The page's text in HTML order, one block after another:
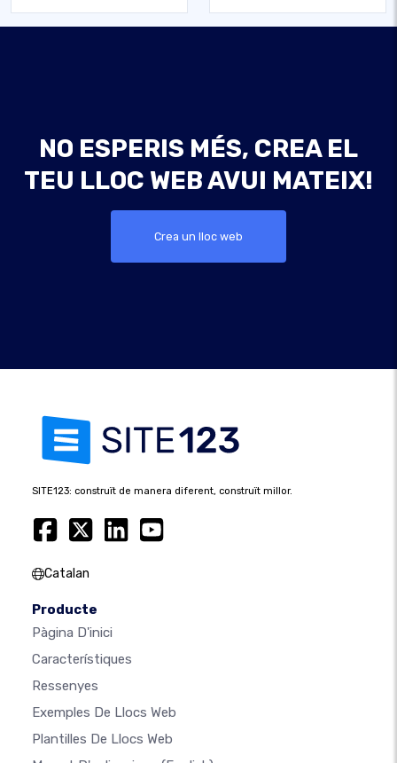
NO ESPERIS MÉS, CREA EL
TEU LLOC WEB AVUI MATEIX!
Crea un lloc web
SITE123: construït de manera diferent, construït millor.
Catalan
Producte
Pàgina D'inici
Característiques
Ressenyes
Exemples De Llocs Web
Plantilles De Llocs Web